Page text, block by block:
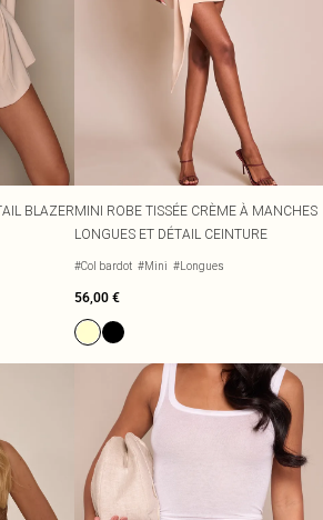
BLAZERMINI ROBE TISSÉE CRÈME À MANCHES
LONGUES ET DÉTAIL CEINTURE
#Col bardot #Mini #Longues
56,00 €